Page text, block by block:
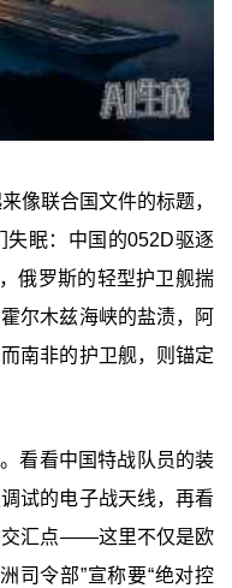
像联合国文件的标题，
眠：中国的052D驱逐
俄罗斯的轻型护卫舰揣
尔木兹海峡的盐渍，阿
南非的护卫舰，则锚定
看看中国特战队员的装
试的电子战天线，再看
交汇点——这里不仅是欧
司令部”宣称要“绝对控